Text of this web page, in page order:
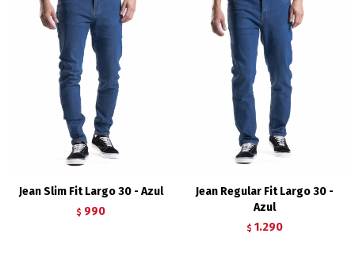
Jean Slim Fit Largo 30 - Azul
$ 990
Jean Regular Fit Largo 30 -
Azul
$ 1.290